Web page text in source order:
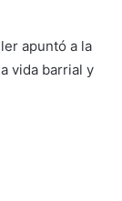
apuntó a la
vida barrial y